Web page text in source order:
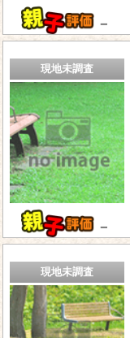
－
現地未調査
－
現地未調査